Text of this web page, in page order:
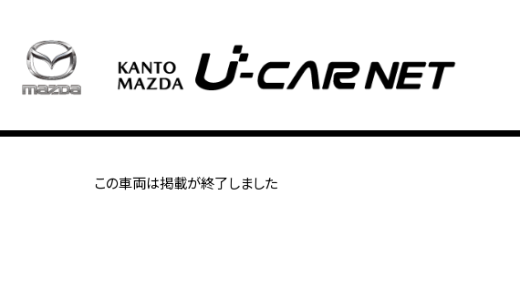
この車両は掲載が終了しました